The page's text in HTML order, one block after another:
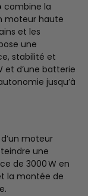
combine la
moteur haute
et les
une
stabilité et
et d’une batterie
jusqu’à
moteur
une
de 3000 W en
la montée de